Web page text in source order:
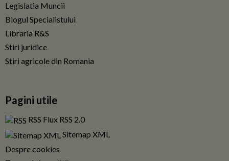
Legislatia Muncii
Blogul Specialistului
Libraria R&S
Stiri juridice
Stiri agricole din Romania
Pagini utile
RSS Flux RSS 2.0
Sitemap XML
Despre cookies